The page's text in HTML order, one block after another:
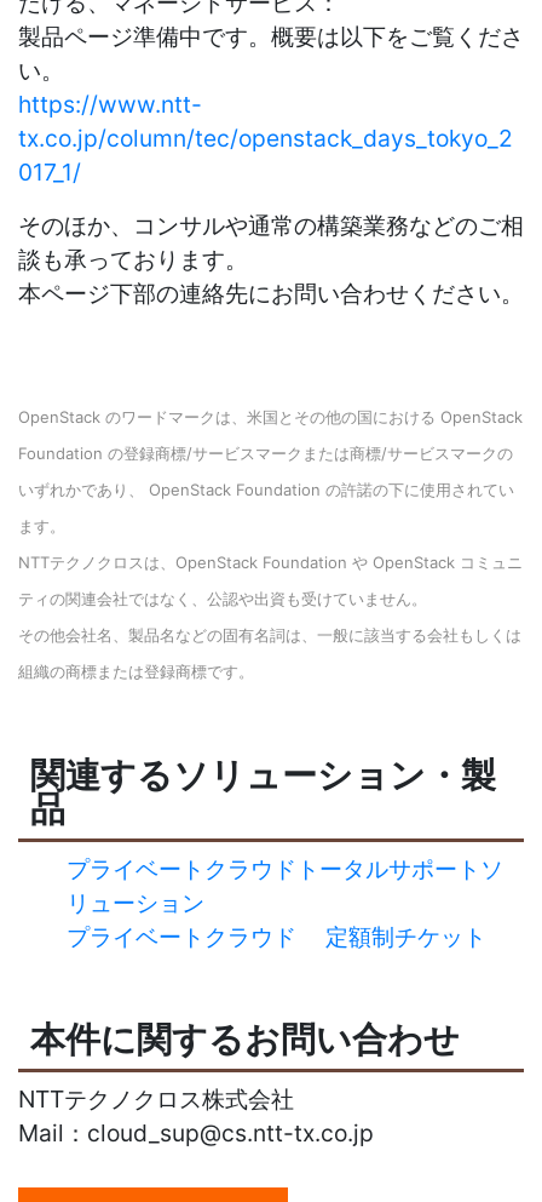
製品ページ準備中です。概要は以下をご覧くださ
い。
https://www.ntt-
tx.co.jp/column/tec/openstack_days_tokyo_2
017_1/
そのほか、コンサルや通常の構築業務などのご相
談も承っております。
本ページ下部の連絡先にお問い合わせください。
OpenStack のワードマークは、米国とその他の国における OpenStack
Foundation の登録商標/サービスマークまたは商標/サービスマークの
いずれかであり、 OpenStack Foundation の許諾の下に使用されてい
ます。
NTTテクノクロスは、OpenStack Foundation や OpenStack コミュニ
ティの関連会社ではなく、公認や出資も受けていません。
その他会社名、製品名などの固有名詞は、一般に該当する会社もしくは
組織の商標または登録商標です。
関連するソリューション・製
品
プライベートクラウドトータルサポートソ
リューション
プライベートクラウド 定額制チケット
本件に関するお問い合わせ
NTTテクノクロス株式会社
Mail：cloud_sup@cs.ntt-tx.co.jp